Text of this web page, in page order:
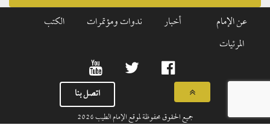
عن الإمام أخبار ندوات ومؤتمرات
الكتب
المرئيات
اتصل بنا
جميع الحقوق محفوظة لموقع الإمام الطيب2026